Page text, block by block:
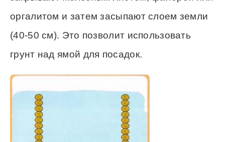
оргалитом и затем засыпают слоем земли
(40-50 см). Это позволит использовать
грунт над ямой для посадок.